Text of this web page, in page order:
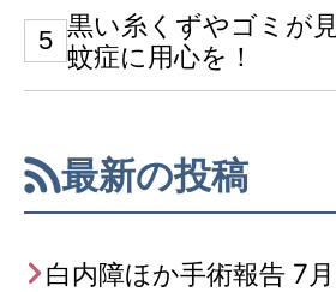
黒い糸くずやゴミが
蚊症に用心を！
最新の投稿
白内障ほか手術報告 7